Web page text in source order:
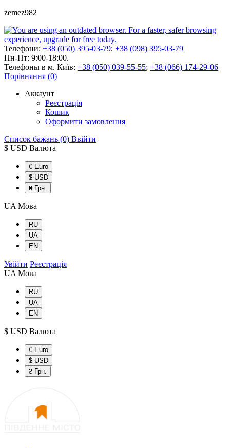
zemez982
Телефони: +38 (050) 395-03-79; +38 (098) 395-03-79
Пн-Пт: 9:00-18:00.
Телефоны в м. Київ: +38 (050) 039-55-55; +38 (066) 174-29-06
Порівняння (0)
Аккаунт
Реєстрація
Кошик
Оформити замовлення
Список бажань (0) Ввійти
$ USD Валюта
€ Euro
$ USD
₴ Грн.
UA Мова
RU
UA
EN
Увійти Реєстрація
UA Мова
RU
UA
EN
$ USD Валюта
€ Euro
$ USD
₴ Грн.